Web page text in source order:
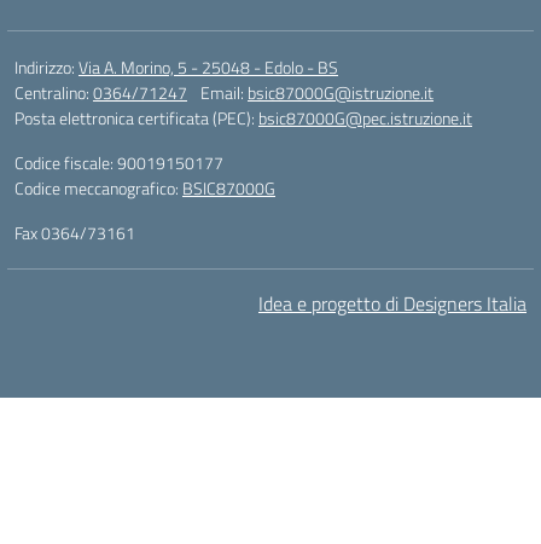
Indirizzo:Via A. Morino, 5 - 25048 - Edolo - BS
Centralino:0364/71247 Email: bsic87000G@istruzione.it
Posta elettronica certificata (PEC): bsic87000G@pec.istruzione.it
Codice fiscale: 90019150177
Codice meccanografico: BSIC87000G
Fax 0364/73161
Idea e progetto di Designers Italia